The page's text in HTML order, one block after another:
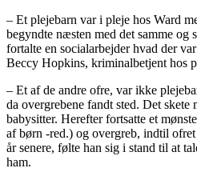
– Et plejebarn var i pleje hos Ward
begyndte næsten med det samme og
fortalte en socialarbejder hvad der
Beccy Hopkins, kriminalbetjent hos
– Et af de andre ofre, var ikke
da overgrebene fandt sted. Det skete
babysitter. Herefter fortsatte et
af børn -red.) og overgreb, indtil
år senere, følte han sig i stand til at
ham.